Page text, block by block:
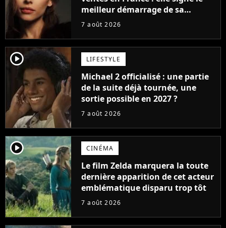
meilleur démarrage de sa
carrière avec son album Petal
7 août 2026
player2 LIFESTYLE
Michael 2 officialisé : une partie
de la suite déjà tournée, une
sortie possible en 2027 ?
7 août 2026
player2 CINÉMA
Le film Zelda marquera la toute
dernière apparition de cet acteur
emblématique disparu trop tôt
7 août 2026